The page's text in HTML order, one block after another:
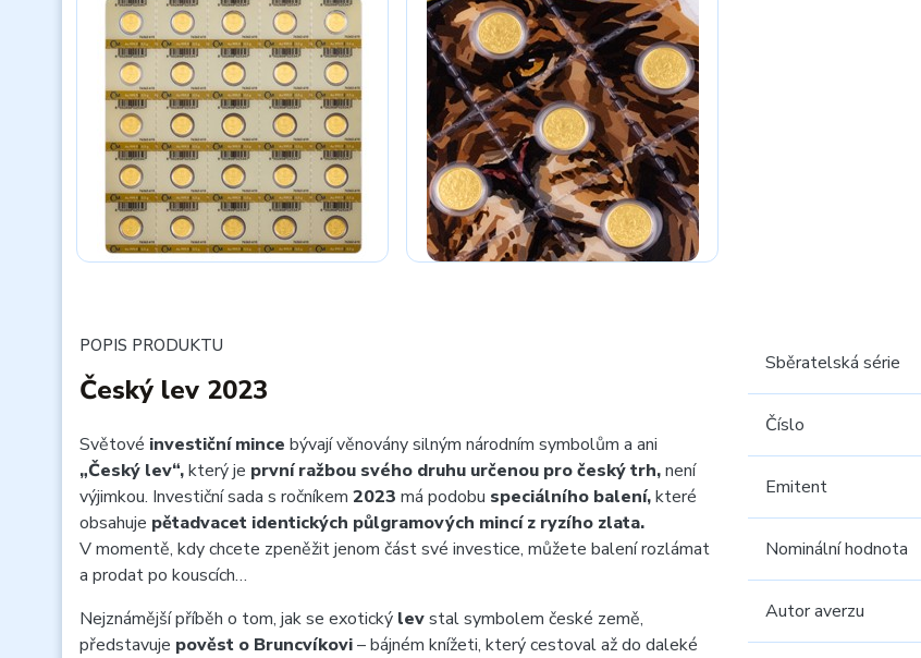
POPIS PRODUKTU
Český lev 2023
Světové investiční mince bývají věnovány silným národním symbolům a ani
„Český lev“,který je první ražbou svého druhu určenou pro český trh,není
výjimkou. Investiční sada s ročníkem 2023 má podobu speciálního balení,které
obsahuje pětadvacet identických půlgramových mincí z ryzího zlata.
V momentě, kdy chcete zpeněžit jenom část své investice, můžete balení rozlámat
a prodat po kouscích…
Nejznámější příběh o tom, jak se exotický levstal symbolem české země,
představuje pověst o Bruncvíkovi– bájném knížeti, který cestoval až do daleké
Sběratelská série
Číslo
Emitent
Nominální hodnota
Autor averzu